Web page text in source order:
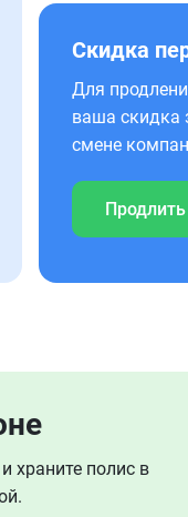
Скидка
Для
ваша скидка
смене
храните полис в